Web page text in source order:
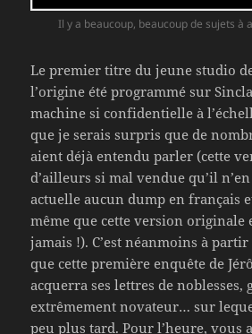
Il y a beaucoup, beaucoup de sujets à
Le premier titre du jeune studio
l’origine été programmé sur
machine si confidentielle à
que je serais surpris que de
aient déjà entendu parler (cette
d’ailleurs si mal vendue qu’il
actuelle aucun dump en français
même que cette version originale
jamais !). C’est néanmoins à
que cette première enquête de
acquerra ses lettres de noblesses,
extrêmement novateur… sur
peu plus tard. Pour l’heure, vous